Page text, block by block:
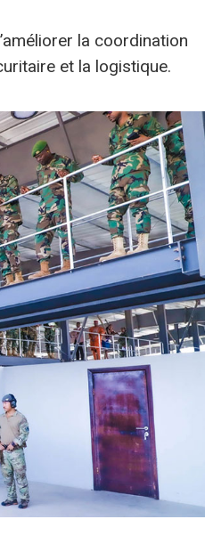
la coordination
et la logistique.